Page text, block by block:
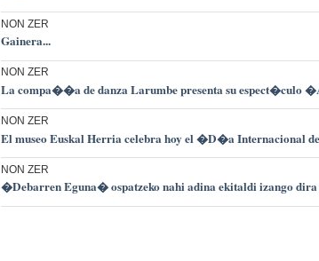
NON ZER
Gainera...
NON ZER
La compa��a de danza Larumbe presenta su espect�culo
NON ZER
El museo Euskal Herria celebra hoy el �D�a Internacional
NON ZER
�Debarren Eguna� ospatzeko nahi adina ekitaldi izango dira